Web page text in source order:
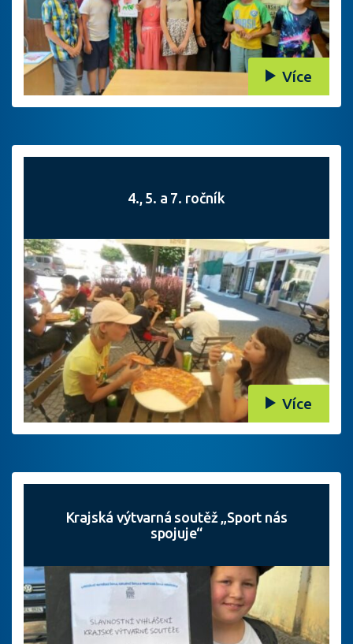
Více
4., 5. a 7. ročník
Více
Krajská výtvarná soutěž „Sport nás
spojuje“